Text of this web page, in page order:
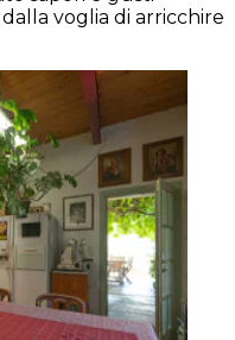
voglia di arricchire